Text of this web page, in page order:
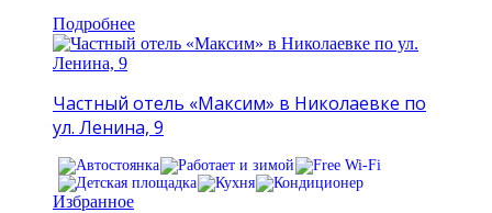
Подробнее
Частный отель «Максим» в Николаевке по
ул. Ленина, 9
Избранное